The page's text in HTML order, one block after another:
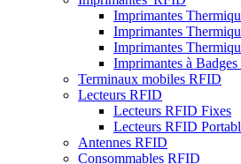
Imprimantes
Imprimantes
Imprimantes
Imprimantes à
Terminaux mobiles RFID
Lecteurs RFID
Lecteurs RFID Fixes
Lecteurs RFID
Antennes RFID
Consommables RFID